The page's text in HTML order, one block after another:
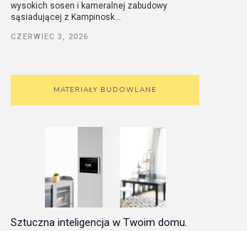
wysokich sosen i kameralnej zabudowy
sąsiadującej z Kampinosk...
CZERWIEC 3, 2026
MATERIAŁY BUDOWLANE
Sztuczna inteligencja w Twoim domu.